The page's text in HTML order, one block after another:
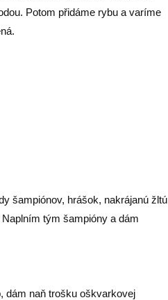
Potom přidáme rybu a varíme
šampiónov, hrášok, nakrájanú žltú
tým šampióny a dám
dám naň trošku oškvarkovej